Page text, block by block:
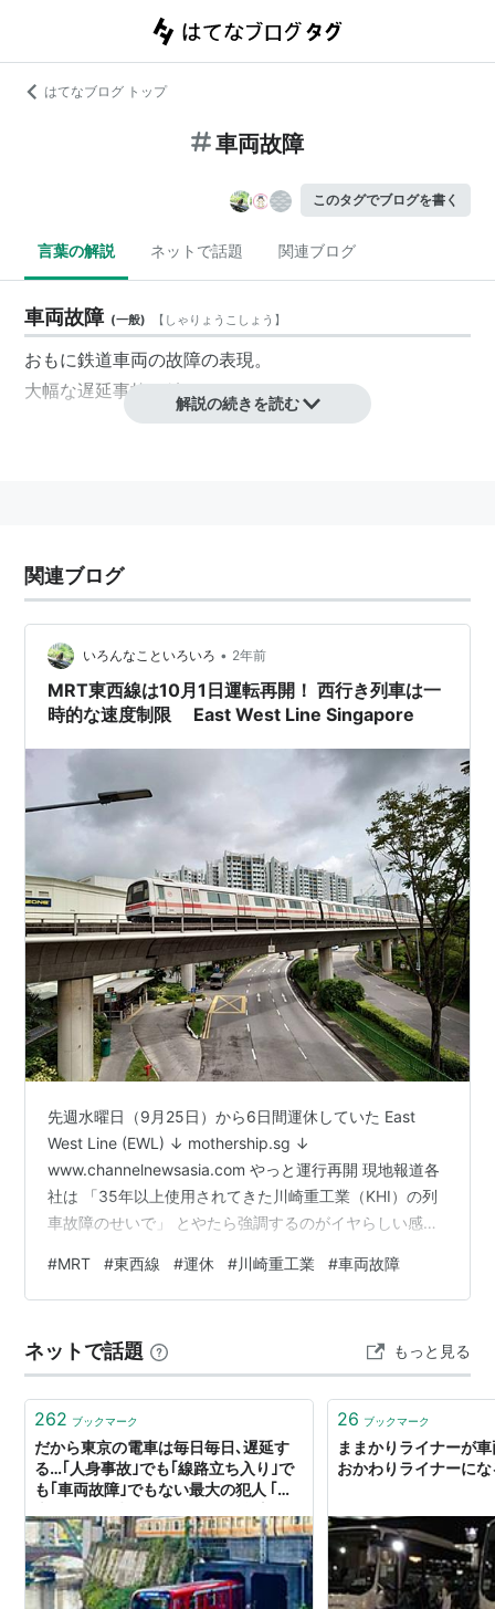
はてなブログ トップ
車両故障
このタグでブログを書く
言葉の解説 ネットで話題 関連ブログ
車両故障 (一般) 【 しゃりょうこしょう 】
おもに鉄道車両の故障の表現。
大幅な遅延事故へ結びつく。
解説の続きを読む
関連ブログ
いろんなこといろいろ • 2年前
MRT東西線は10月1日運転再開！ 西行き列車は一
時的な速度制限 East West Line Singapore
先週水曜日（9月25日）から6日間運休していた East
West Line (EWL) ↓ mothership.sg ↓
www.channelnewsasia.com やっと運行再開 現地報道各
社は 「35年以上使用されてきた川崎重工業（KHI）の列
車故障のせいで」 とやたら強調するのがイヤらしい感
ることはまずない」 「今回の事故は稀なケース」だと現
地の専門家は見解を述べている 個人的に地下鉄東西線を
駅より先（西に位置する）の ブーンレイ駅付近↓ ちゃん
と保守点検してんのかな？と 枕…
#MRT #東西線 #運休 #川崎重工業 #車両故障
ネットで話題 もっと見る
262 ブックマーク
だから東京の電車は毎日毎日､遅延す
る…｢人身事故｣でも｢線路立ち入り｣で
も｢車両故障｣でもない最大の犯人 ｢日
26 ブックマーク
ままかりライナーが
おかわりライナーに